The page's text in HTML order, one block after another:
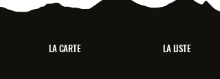
LA CARTE LA LISTE